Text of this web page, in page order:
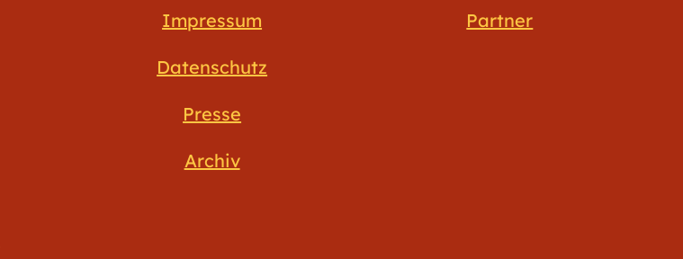
Impressum
Datenschutz
Presse
Archiv
Partner